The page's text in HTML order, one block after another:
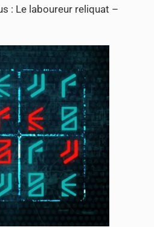
: Le laboureur reliquat –